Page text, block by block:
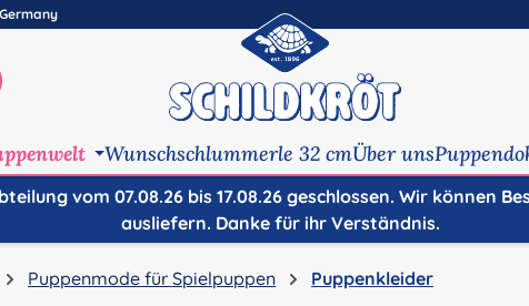
Wunschschlummerle 32 cmÜber uns
vom 07.08.26 bis 17.08.26 geschlossen. Wir können
ausliefern. Danke für ihr Verständnis.
Puppenmode für Spielpuppen Puppenkleider